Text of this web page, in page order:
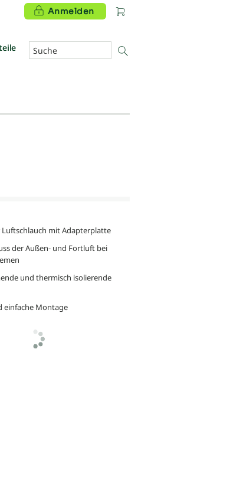
Anmelden
mit Adapterplatte
der Außen- und Fortluft bei
und thermisch isolierende
einfache Montage